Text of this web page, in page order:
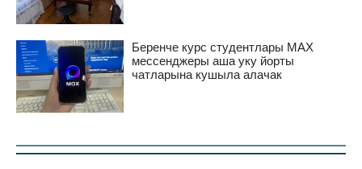
Беренче курс студентлары MAX
мессенджеры аша уку йорты
чатларына кушыла алачак